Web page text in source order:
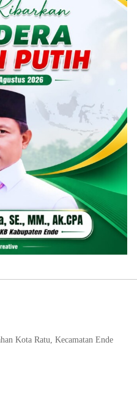
Kota Ratu, Kecamatan Ende